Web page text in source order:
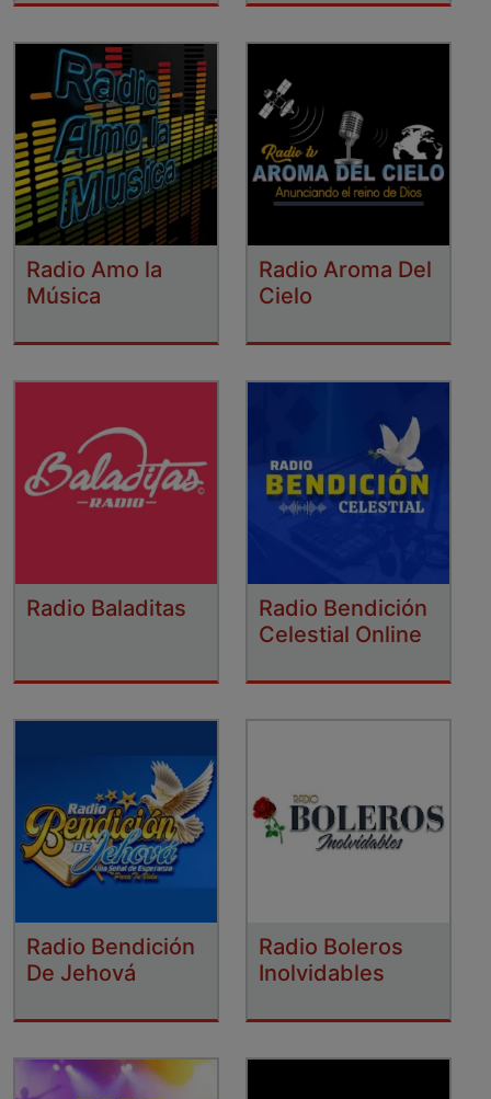
Radio Amo la
Música
Radio Aroma Del
Cielo
Radio Baladitas
Radio Bendición
Celestial Online
Radio Bendición
De Jehová
Radio Boleros
Inolvidables